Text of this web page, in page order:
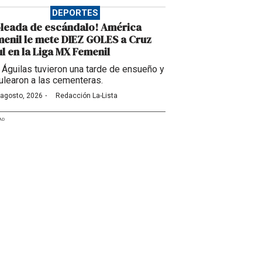
DEPORTES
de escándalo! América
le mete DIEZ GOLES a Cruz
en la Liga MX Femenil
tuvieron una tarde de ensueño y
a las cementeras.
2026 · Redacción La-Lista